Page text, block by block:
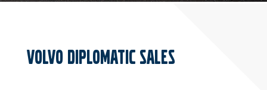
normes de sécurité, de performances et d'apparence
VOLVO DIPLOMATIC SALES